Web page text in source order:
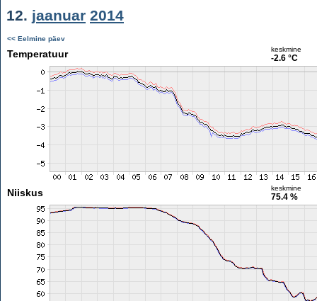
12. jaanuar 2014
<< Eelmine päev
Temperatuur keskmine
-2.6 °C
Niiskus keskmine
75.4 %